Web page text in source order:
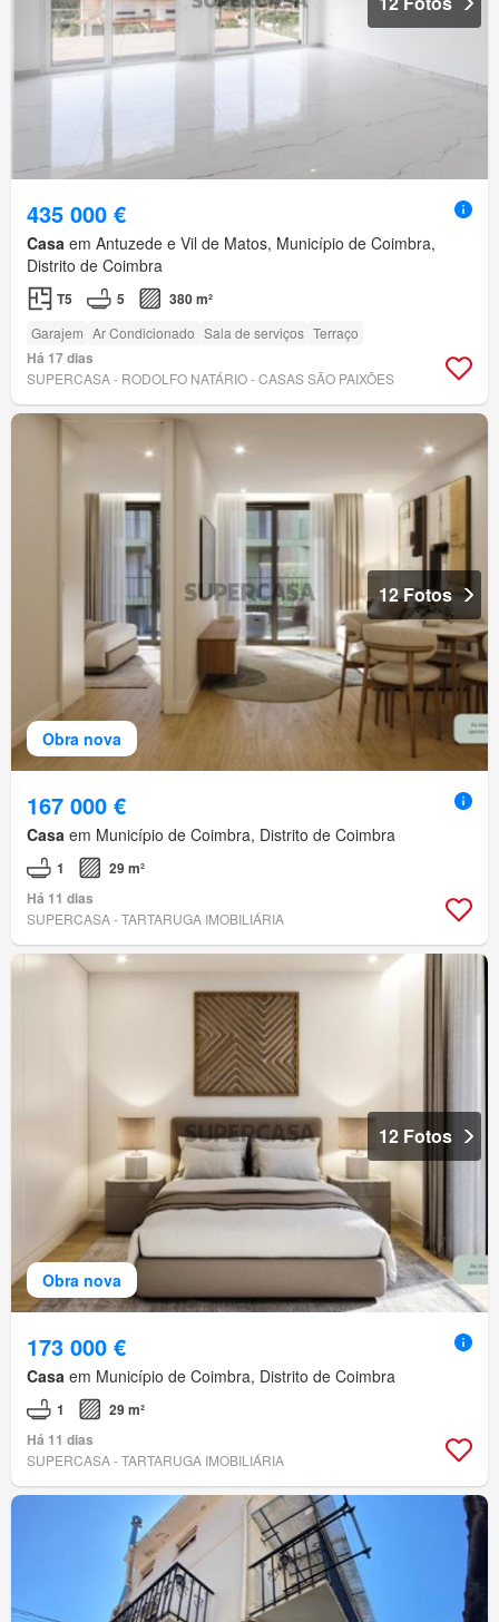
435 000 €
Casa em Antuzede e Vil de Matos, Município de Coimbra,
Distrito de Coimbra
T5 5 380 m²
Garajem Ar Condicionado Sala de serviços Terraço
Há 17 dias
SUPERCASA - RODOLFO NATÁRIO - CASAS SÃO PAIXÕES
Obra nova
12 Fotos
167 000 €
Casa em Município de Coimbra, Distrito de Coimbra
1
29 m²
Há 11 dias
SUPERCASA - TARTARUGA IMOBILIÁRIA
Obra nova
12 Fotos
173 000 €
Casa em Município de Coimbra, Distrito de Coimbra
1
29 m²
Há 11 dias
SUPERCASA - TARTARUGA IMOBILIÁRIA